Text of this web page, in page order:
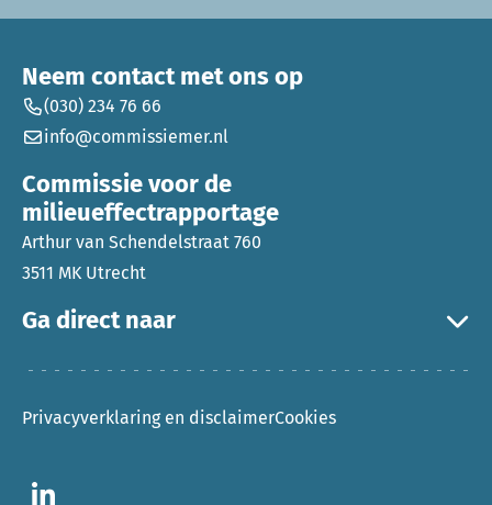
Ga direct naar
Neem contact met ons op
(030) 234 76 66
info@commissiemer.nl
Commissie voor de
milieueffectrapportage
Arthur van Schendelstraat 760
3511 MK Utrecht
Privacyverklaring en disclaimerCookies
Ga naar LinkedIn